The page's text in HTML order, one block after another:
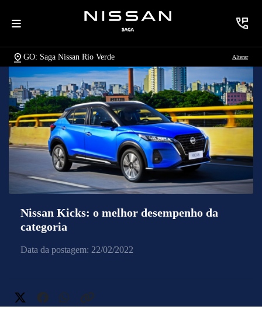
GO: Saga Nissan Rio Verde Alterar
Nissan Kicks: o melhor desempenho da
categoria
Data da postagem: 22/02/2022